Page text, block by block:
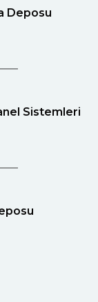
Deposu
Sistemleri